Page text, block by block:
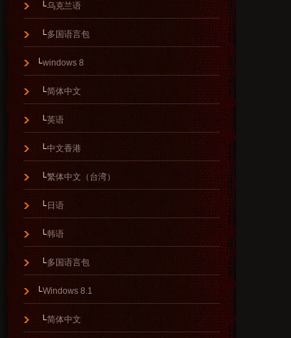
└乌克兰语
└多国语言包
└windows 8
└简体中文
└英语
└中文香港
└繁体中文（台湾）
└ 日语
└韩语
└多国语言包
└Windows 8.1
└简体中文